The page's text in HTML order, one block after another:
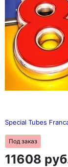
Special Tubes
Под заказ
11608